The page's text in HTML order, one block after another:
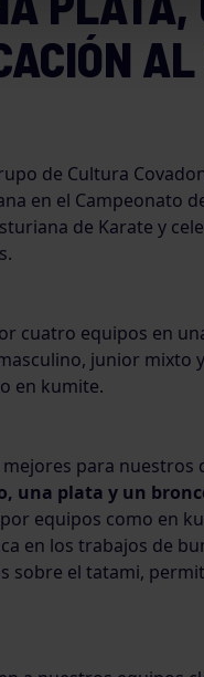
AL
de Cultura
en el Campeonato
de Karate y
cuatro equipos en
junior mixto
en kumite.
para
una plata y un
equipos como en
en los trabajos de
sobre el tatami,